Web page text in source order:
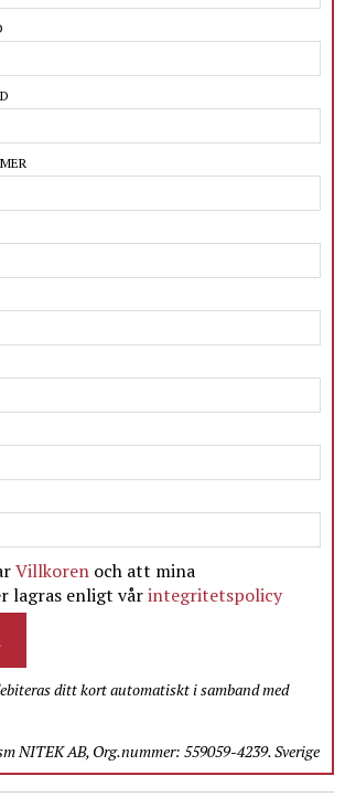
Villkoren och att mina
lagras enligt vårintegritetspolicy
ditt kort automatiskt i samband med
NITEK AB, Org.nummer: 559059-4239. Sverige